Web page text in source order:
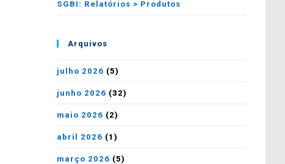
SGBI: Relatórios > Produtos
Arquivos
julho 2026 (5)
junho 2026 (32)
maio 2026 (2)
abril 2026 (1)
março 2026 (5)